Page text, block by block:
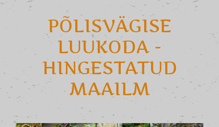
PÕLISVÄGISE
LUUKODA -
HINGESTATUD
MAAILM